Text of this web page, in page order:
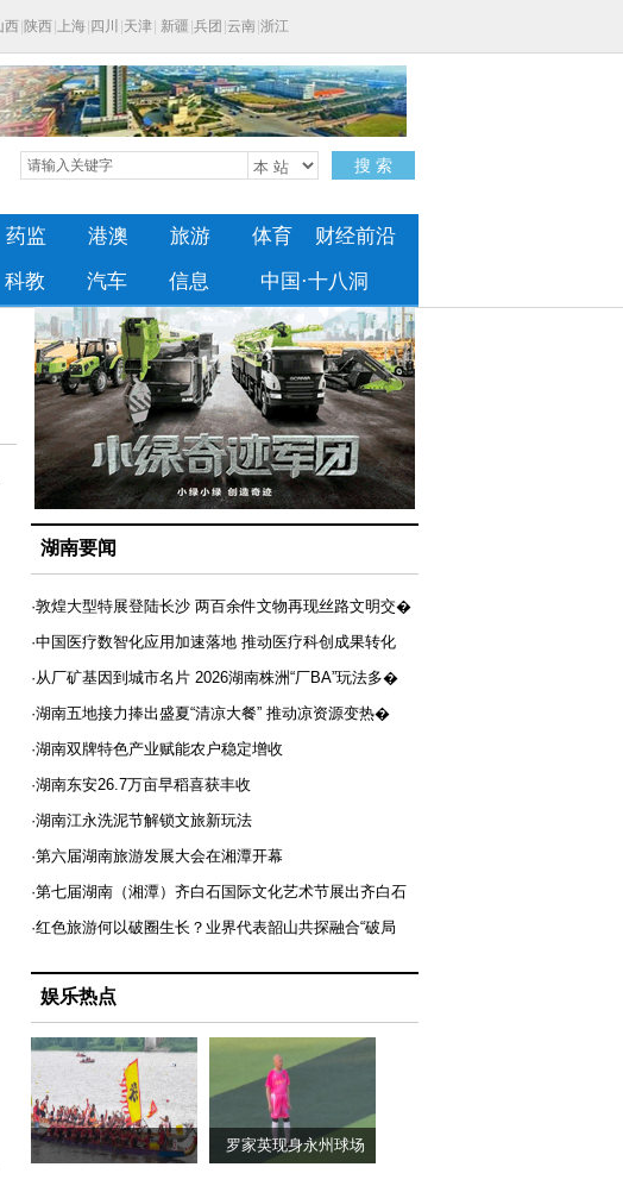
湖南要闻
·敦煌大型特展登陆长沙 两百余件文物再现丝路文明交�
·中国医疗数智化应用加速落地 推动医疗科创成果转化
·从厂矿基因到城市名片 2026湖南株洲“厂BA”玩法多�
·湖南五地接力捧出盛夏“清凉大餐” 推动凉资源变热�
·湖南双牌特色产业赋能农户稳定增收
·湖南东安26.7万亩早稻喜获丰收
·湖南江永洗泥节解锁文旅新玩法
·第六届湖南旅游发展大会在湘潭开幕
·第七届湖南（湘潭）齐白石国际文化艺术节展出齐白石
·红色旅游何以破圈生长？业界代表韶山共探融合“破局
娱乐热点
罗家英现身永州球场